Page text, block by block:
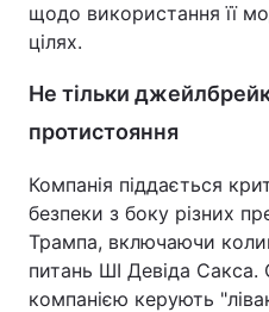
щодо використання її
цілях.
Не тільки
протистояння
Компанія піддається
безпеки з боку різних
Трампа, включаючи
питань ШІ Девіда
компанією керують